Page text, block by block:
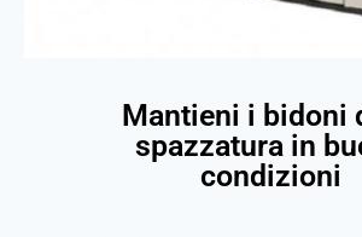
Mantieni i bidoni
spazzatura in
condizioni